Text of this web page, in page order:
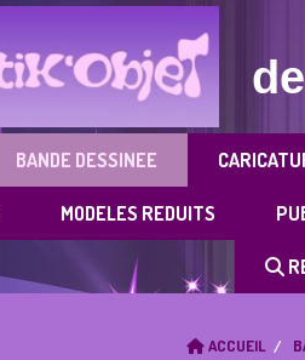
BANDE DESSINEE
MODELES REDUITS
ACCUEIL